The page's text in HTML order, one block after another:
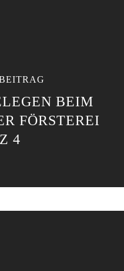
BEIM
FÖRSTEREI
4